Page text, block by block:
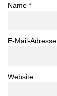
Name *
E-Mail-Adresse
Website